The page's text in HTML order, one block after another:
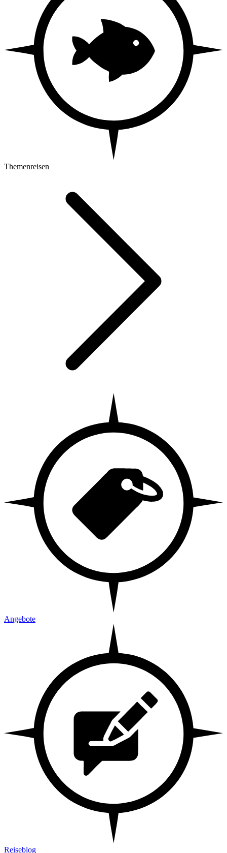
Themenreisen
Angebote
Reiseblog